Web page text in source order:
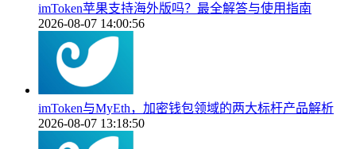
imToken苹果支持海外版吗？最全解答与使用指南
2026-08-07 14:00:56
imToken与MyEth，加密钱包领域的两大标杆产品解析
2026-08-07 13:18:50